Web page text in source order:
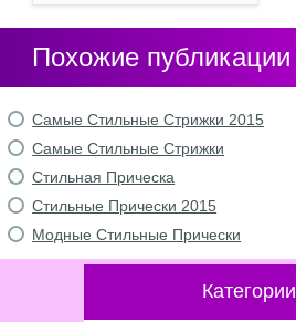
Похожие публикации
Самые Стильные Стрижки 2015
Самые Стильные Стрижки
Стильная Прическа
Стильные Прически 2015
Модные Стильные Прически
Категории